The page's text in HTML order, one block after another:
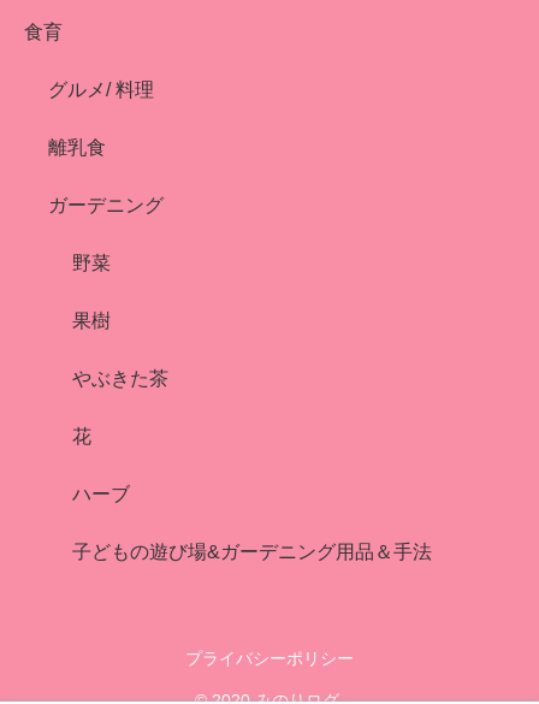
食育
グルメ/ 料理
離乳食
ガーデニング
野菜
果樹
やぶきた茶
花
ハーブ
子どもの遊び場&ガーデニング用品＆手法
プライバシーポリシー